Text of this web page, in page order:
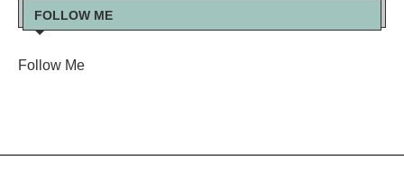
FOLLOW ME
Follow Me